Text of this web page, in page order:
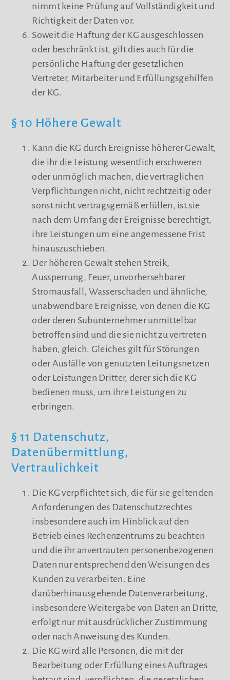
nimmt keine Prüfung auf Vollständigkeit und
Richtigkeit der Daten vor.
Soweit die Haftung der KG ausgeschlossen
oder beschränkt ist, gilt dies auch für die
persönliche Haftung der gesetzlichen
Vertreter, Mitarbeiter und Erfüllungsgehilfen
der KG.
§ 10 Höhere Gewalt
Kann die KG durch Ereignisse höherer Gewalt,
die ihr die Leistung wesentlich erschweren
oder unmöglich machen, die vertraglichen
Verpflichtungen nicht, nicht rechtzeitig oder
sonst nicht vertragsgemäß erfüllen, ist sie
nach dem Umfang der Ereignisse berechtigt,
ihre Leistungen um eine angemessene Frist
hinauszuschieben.
Der höheren Gewalt stehen Streik,
Aussperrung, Feuer, unvorhersehbarer
Stromausfall, Wasserschaden und ähnliche,
unabwendbare Ereignisse, von denen die KG
oder deren Subunternehmer unmittelbar
betroffen sind und die sie nicht zu vertreten
haben, gleich. Gleiches gilt für Störungen
oder Ausfälle von genutzten Leitungsnetzen
oder Leistungen Dritter, derer sich die KG
bedienen muss, um ihre Leistungen zu
erbringen.
§ 11 Datenschutz,
Datenübermittlung,
Vertraulichkeit
Die KG verpflichtet sich, die für sie geltenden
Anforderungen des Datenschutzrechtes
insbesondere auch im Hinblick auf den
Betrieb eines Rechenzentrums zu beachten
und die ihr anvertrauten personenbezogenen
Daten nur entsprechend den Weisungen des
Kunden zu verarbeiten. Eine
darüberhinausgehende Datenverarbeitung,
insbesondere Weitergabe von Daten an Dritte,
erfolgt nur mit ausdrücklicher Zustimmung
oder nach Anweisung des Kunden.
Die KG wird alle Personen, die mit der
Bearbeitung oder Erfüllung eines Auftrages